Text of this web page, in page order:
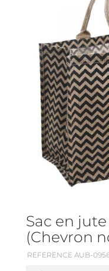
Sac en
(Chevron
REFERENCE AUB-